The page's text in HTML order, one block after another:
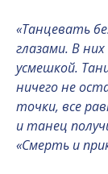
«Танцевать
глазами. В
усмешкой.
ничего не
точки, все
и танец
«Смерть и